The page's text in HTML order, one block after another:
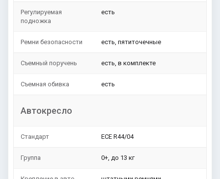
Регулируемая
подножка
есть
Ремни безопасности есть, пятиточечные
Съемный поручень есть, в комплекте
Съемная обивка есть
Автокресло
Стандарт ЕСЕ R44/04
Группа 0+, до 13 кг